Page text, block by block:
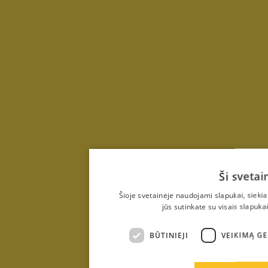
Ši
Šioje svetainėje naudojami slapukai,
jūs sutinkate su visais
BŪTINIEJI VEIKIMĄ